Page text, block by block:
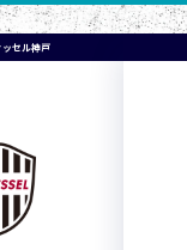
セル神戸